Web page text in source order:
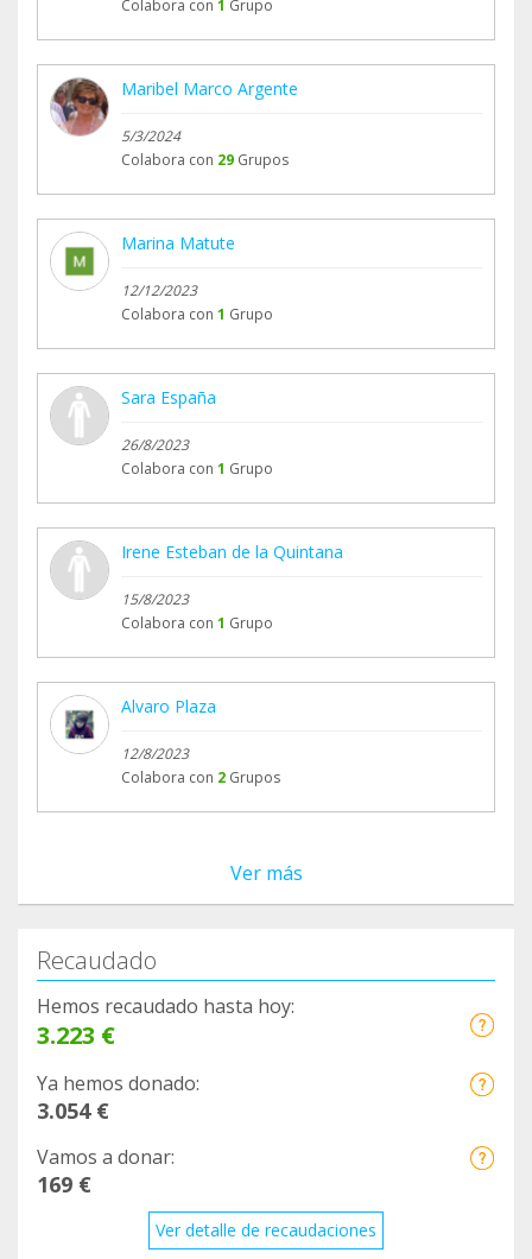
Colabora con 1 Grupo
Maribel Marco Argente
5/3/2024
Colabora con 29 Grupos
Marina Matute
12/12/2023
Colabora con 1 Grupo
Sara España
26/8/2023
Colabora con 1 Grupo
Irene Esteban de la Quintana
15/8/2023
Colabora con 1 Grupo
Alvaro Plaza
12/8/2023
Colabora con 2 Grupos
Ver más
Recaudado
Hemos recaudado hasta hoy:
3.223 €
Ya hemos donado:
3.054 €
Vamos a donar:
169 €
Ver detalle de recaudaciones